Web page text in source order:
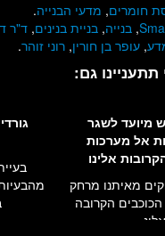
חומרים, מדעי הבנייה.
, בנייה, בניית בנינים, ד"ר
, עופר בן חורין, רוני זוהר.
גם:
מיועד לשגר
אל מערכות
אלינו
מאיתנו מרחק
הקרובה
אלינ...